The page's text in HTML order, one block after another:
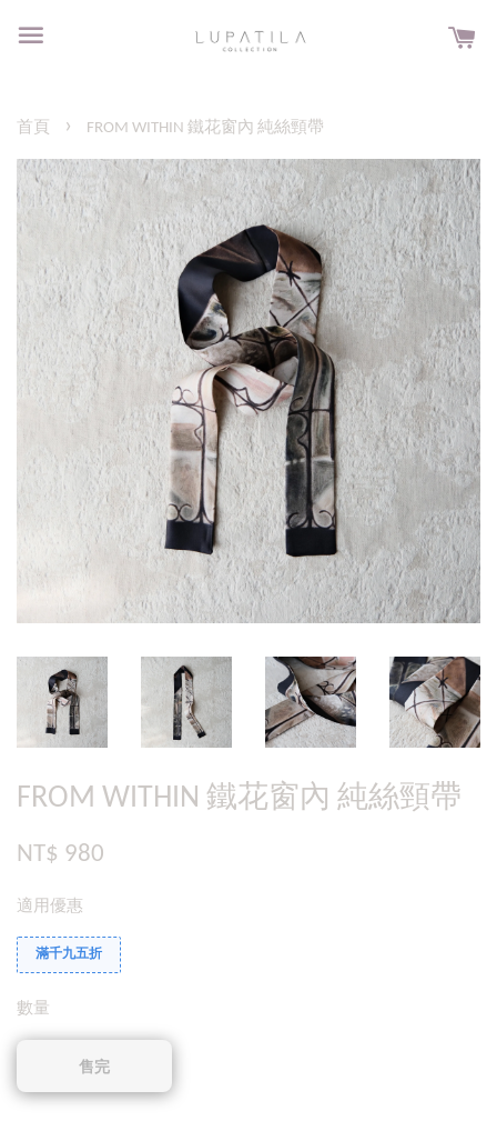
首頁 › FROM WITHIN 鐵花窗內 純絲頸帶
FROM WITHIN 鐵花窗內 純絲頸帶
NT$ 980
適用優惠
滿千九五折
數量
售完